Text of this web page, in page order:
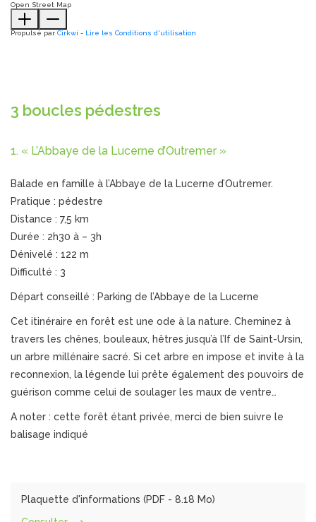
Open Street Map
Propulsé par Cirkwi - Lire les Conditions d'utilisation
3 boucles pédestres
1. « L’Abbaye de la Lucerne d’Outremer »
Balade en famille à l’Abbaye de la Lucerne d’Outremer.
Pratique : pédestre
Distance : 7,5 km
Durée : 2h30 à – 3h
Dénivelé : 122 m
Difficulté : 3
Départ conseillé : Parking de l’Abbaye de la Lucerne
Cet itinéraire en forêt est une ode à la nature. Cheminez à
travers les chênes, bouleaux, hêtres jusqu’à l’If de Saint-Ursin,
un arbre millénaire sacré. Si cet arbre en impose et invite à la
reconnexion, la légende lui prête également des pouvoirs de
guérison comme celui de soulager les maux de ventre…
A noter : cette forêt étant privée, merci de bien suivre le
balisage indiqué
Plaquette d'informations (PDF - 8.18 Mo)